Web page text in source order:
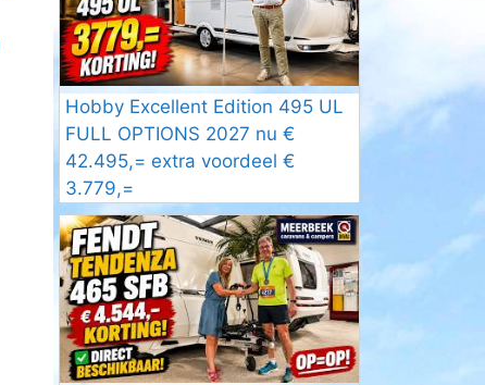
Hobby Excellent Edition 495 UL
FULL OPTIONS 2027 nu €
42.495,= extra voordeel €
3.779,=